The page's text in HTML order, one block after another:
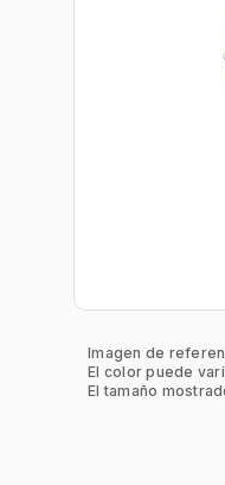
Imagen de
El color puede
El tamaño